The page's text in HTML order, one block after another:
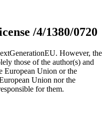
/4/1380/0720
However, the
those of the author(s) and
European Union or the
Union nor the
for them.